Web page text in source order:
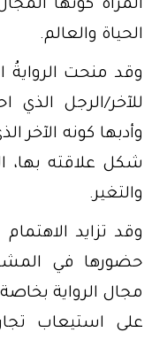
المرأة كونها
الحياة والعالم.
وقد منحت الروايةُ
للآخر/الرجل
وأدبها كونه الآخر
شكل علاقته بها،
والتغير.
وقد تزايد
حضورها في
مجال الرواية
على استيعاب